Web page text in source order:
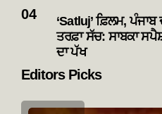
‘Satluj’ ਫ਼ਿਲਮ,
ਤਰਫ਼ਾ ਸੱਚ: ਸਾਬਕਾ
ਦਾ ਪੱਖ
Editors Picks